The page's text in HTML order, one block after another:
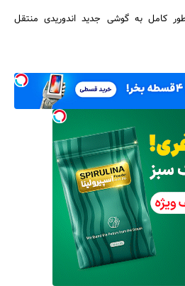
کامل به گوشی جدید اندوریدی منتقل